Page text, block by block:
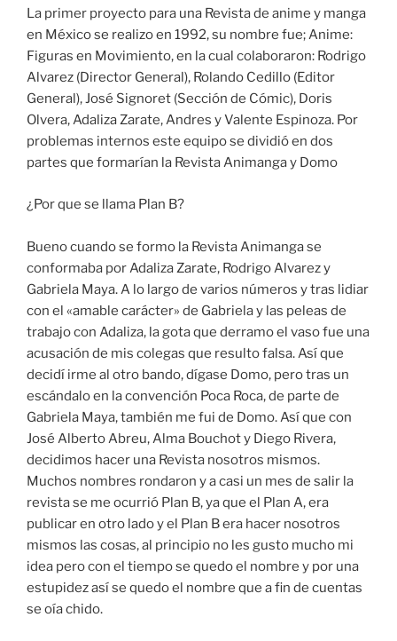
La primer proyecto para una Revista de anime y manga
en México se realizo en 1992, su nombre fue; Anime:
Figuras en Movimiento, en la cual colaboraron: Rodrigo
Alvarez (Director General), Rolando Cedillo (Editor
General), José Signoret (Sección de Cómic), Doris
Olvera, Adaliza Zarate, Andres y Valente Espinoza. Por
problemas internos este equipo se dividió en dos
partes que formarían la Revista Animanga y Domo
¿Por que se llama Plan B?
Bueno cuando se formo la Revista Animanga se
conformaba por Adaliza Zarate, Rodrigo Alvarez y
Gabriela Maya. A lo largo de varios números y tras lidiar
con el «amable carácter» de Gabriela y las peleas de
trabajo con Adaliza, la gota que derramo el vaso fue una
acusación de mis colegas que resulto falsa. Así que
decidí irme al otro bando, dígase Domo, pero tras un
escándalo en la convención Poca Roca, de parte de
Gabriela Maya, también me fui de Domo. Así que con
José Alberto Abreu, Alma Bouchot y Diego Rivera,
decidimos hacer una Revista nosotros mismos.
Muchos nombres rondaron y a casi un mes de salir la
revista se me ocurrió Plan B, ya que el Plan A, era
publicar en otro lado y el Plan B era hacer nosotros
mismos las cosas, al principio no les gusto mucho mi
idea pero con el tiempo se quedo el nombre y por una
estupidez así se quedo el nombre que a fin de cuentas
se oía chido.